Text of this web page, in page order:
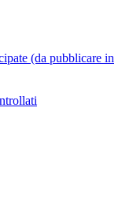
(da pubblicare in